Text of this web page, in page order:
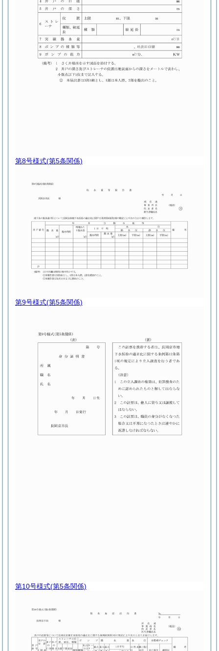
第8号様式(第5条関係)
第9号様式(第5条関係)
第10号様式(第5条関係)